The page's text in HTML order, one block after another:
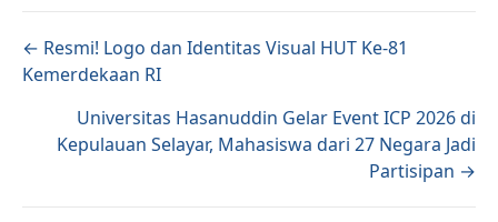
Posts navigation
← Resmi! Logo dan Identitas Visual HUT Ke-81
Kemerdekaan RI
Universitas Hasanuddin Gelar Event ICP 2026 di
Kepulauan Selayar, Mahasiswa dari 27 Negara Jadi
Partisipan →